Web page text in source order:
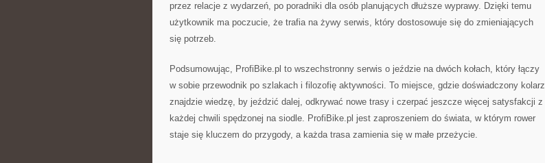
przez relacje z wydarzeń, po poradniki dla osób planujących dłuższe wyprawy. Dzięki temu
użytkownik ma poczucie, że trafia na żywy serwis, który dostosowuje się do zmieniających
się potrzeb.
Podsumowując, ProfiBike.pl to wszechstronny serwis o jeździe na dwóch kołach, który łączy
w sobie przewodnik po szlakach i filozofię aktywności. To miejsce, gdzie doświadczony kolarz
znajdzie wiedzę, by jeździć dalej, odkrywać nowe trasy i czerpać jeszcze więcej satysfakcji z
każdej chwili spędzonej na siodle. ProfiBike.pl jest zaproszeniem do świata, w którym rower
staje się kluczem do przygody, a każda trasa zamienia się w małe przeżycie.